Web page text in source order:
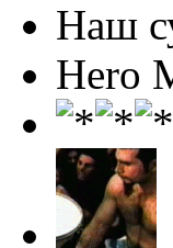
Наш
Hero